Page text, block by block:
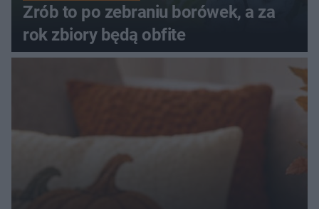
Zrób to po zebraniu borówek, a za
rok zbiory będą obfite